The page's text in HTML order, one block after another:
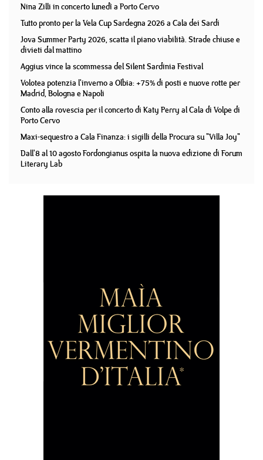
Nina Zilli in concerto lunedì a Porto Cervo
Tutto pronto per la Vela Cup Sardegna 2026 a Cala dei Sardi
Jova Summer Party 2026, scatta il piano viabilità. Strade chiuse e
divieti dal mattino
Aggius vince la scommessa del Silent Sardinia Festival
Volotea potenzia l'inverno a Olbia: +75% di posti e nuove rotte per
Madrid, Bologna e Napoli
Conto alla rovescia per il concerto di Katy Perry al Cala di Volpe di
Porto Cervo
Maxi-sequestro a Cala Finanza: i sigilli della Procura su "Villa Joy"
Dall'8 al 10 agosto Fordongianus ospita la nuova edizione di Forum
Literary Lab